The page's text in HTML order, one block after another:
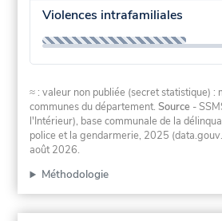
Violences intrafamiliales
≈ : valeur non publiée (secret statistique) :
communes du département.Source -
l'Intérieur), base communale de la
police et la gendarmerie, 2025
août 2026.
Méthodologie